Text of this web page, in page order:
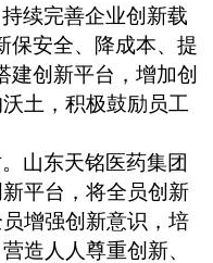
续完善企业创新载
保安全、降成本、提
建创新平台，增加创
土，积极鼓励员工
山东天铭医药集团
平台， 将全员创新
增强创新意识，培
造人人尊重创新、